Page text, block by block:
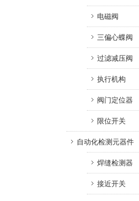
电磁阀
三偏心蝶阀
过滤减压阀
执行机构
阀门定位器
限位开关
自动化检测元器件
焊缝检测器
接近开关